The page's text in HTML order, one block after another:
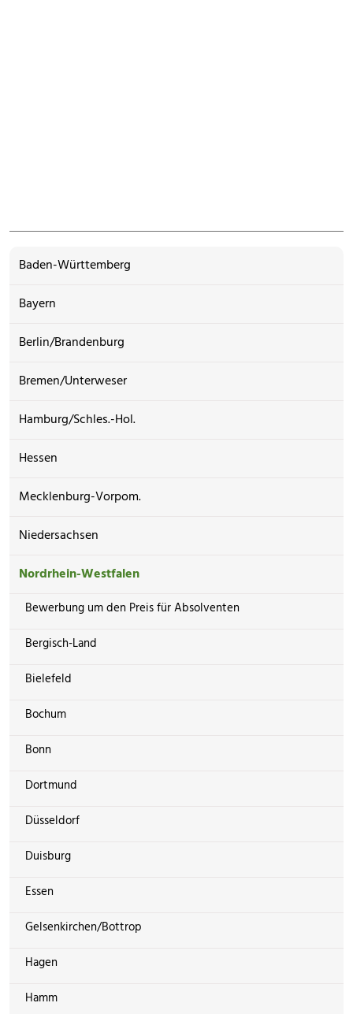
Baden-Württemberg
Bayern
Berlin/Brandenburg
Bremen/Unterweser
Hamburg/Schles.-Hol.
Hessen
Mecklenburg-Vorpom.
Niedersachsen
Nordrhein-Westfalen
Bewerbung um den Preis für Absolventen
Bergisch-Land
Bielefeld
Bochum
Bonn
Dortmund
Düsseldorf
Duisburg
Essen
Gelsenkirchen/Bottrop
Hagen
Hamm